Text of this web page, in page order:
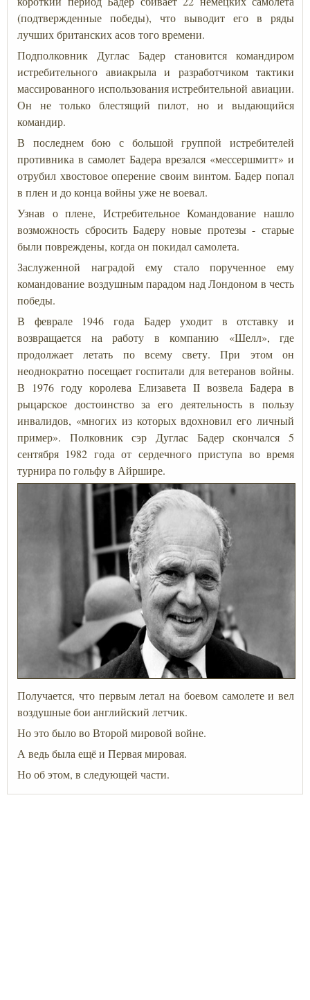
(подтвержденные победы), что выводит его в ряды
лучших британских асов того времени.
Подполковник Дуглас Бадер становится командиром
истребительного авиакрыла и разработчиком тактики
массированного использования истребительной авиации.
Он не только блестящий пилот, но и выдающийся
командир.
В последнем бою с большой группой истребителей
противника в самолет Бадера врезался «мессершмитт» и
отрубил хвостовое оперение своим винтом. Бадер попал
в плен и до конца войны уже не воевал.
Узнав о плене, Истребительное Командование нашло
возможность сбросить Бадеру новые протезы - старые
были повреждены, когда он покидал самолета.
Заслуженной наградой ему стало порученное ему
командование воздушным парадом над Лондоном в честь
победы.
В феврале 1946 года Бадер уходит в отставку и
возвращается на работу в компанию «Шелл», где
продолжает летать по всему свету. При этом он
неоднократно посещает госпитали для ветеранов войны.
В 1976 году королева Елизавета II возвела Бадера в
рыцарское достоинство за его деятельность в пользу
инвалидов, «многих из которых вдохновил его личный
пример». Полковник сэр Дуглас Бадер скончался 5
сентября 1982 года от сердечного приступа во время
турнира по гольфу в Айршире.
Получается, что первым летал на боевом самолете и вел
воздушные бои английский летчик.
Но это было во Второй мировой войне.
А ведь была ещё и Первая мировая.
Но об этом, в следующей части.